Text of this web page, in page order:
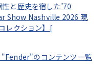
と歴史を宿した’70
Show Nashville 2026 現
レクション】[
"Fender"のコンテンツ一覧